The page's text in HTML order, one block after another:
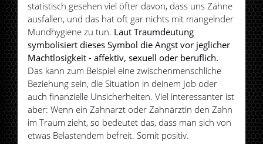
statistisch gesehen viel öfter davon, dass uns Zähne
ausfallen, und das hat oft gar nichts mit mangelnder
Mundhygiene zu tun. Laut Traumdeutung
symbolisiert dieses Symbol die Angst vor jeglicher
Machtlosigkeit - affektiv, sexuell oder beruflich.
Das kann zum Beispiel eine zwischenmenschliche
Beziehung sein, die Situation in deinem Job oder
auch finanzielle Unsicherheiten. Viel interessanter ist
aber: Wenn ein Zahnarzt oder Zahnärztin den Zahn
im Traum zieht, so bedeutet das, dass man sich von
etwas Belastendem befreit. Somit positiv.